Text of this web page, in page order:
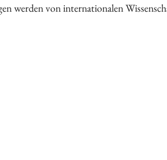
werden von internationalen